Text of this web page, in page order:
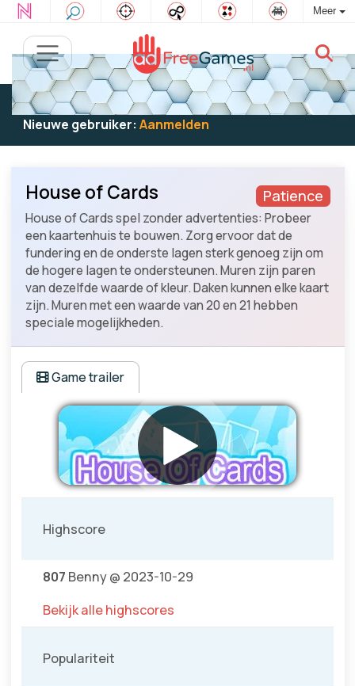
Meer
Bestaande gebruiker: Log in
om te spelen
Nieuwe gebruiker: Aanmelden
Patience
House of Cards
House of Cards spel zonder advertenties: Probeer
een kaartenhuis te bouwen. Zorg ervoor dat de
fundering en de onderste lagen sterk genoeg zijn om
de hogere lagen te ondersteunen. Muren zijn paren
van dezelfde waarde of kleur. Daken kunnen elke kaart
zijn. Muren met een waarde van 20 en 21 hebben
speciale mogelijkheden.
Game trailer
Highscore
807 Benny @ 2023-10-29
Bekijk alle highscores
Populariteit